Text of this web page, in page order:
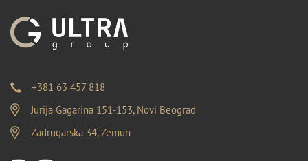
+381 63 457 818
Jurija Gagarina 151-153, Novi Beograd
Zadrugarska 34, Zemun